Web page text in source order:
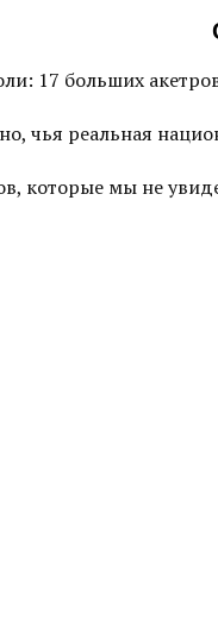
17 больших
чья реальная
которые мы не